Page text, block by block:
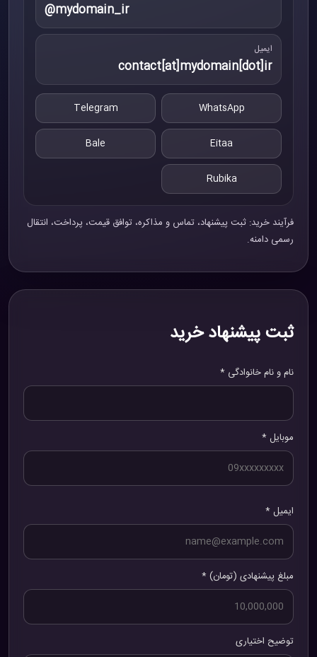
@mydomain_ir
ایمیل
contact[at]mydomain[dot]ir
WhatsApp
Telegram
Eitaa
Bale
Rubika
فرآیند خرید: ثبت پیشنهاد، تماس و مذاکره، توافق قیمت، پرداخت، انتقال
رسمی دامنه.
ثبت پیشنهاد خرید
نام و نام خانوادگی *
موبایل *
ایمیل *
مبلغ پیشنهادی (تومان) *
توضیح اختیاری